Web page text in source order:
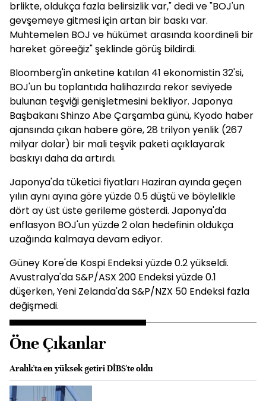
brlikte, oldukça fazla belirsizlik var," dedi ve "BOJ'un
gevşemeye gitmesi için artan bir baskı var.
Muhtemelen BOJ ve hükümet arasında koordineli bir
hareket göreeğiz" şeklinde görüş bildirdi.
Bloomberg'in anketine katılan 41 ekonomistin 32'si,
BOJ'un bu toplantıda halihazırda rekor seviyede
bulunan teşviği genişletmesini bekliyor. Japonya
Başbakanı Shinzo Abe Çarşamba günü, Kyodo haber
ajansında çıkan habere göre, 28 trilyon yenlik (267
milyar dolar) bir mali teşvik paketi açıklayarak
baskıyı daha da artırdı.
Japonya'da tüketici fiyatları Haziran ayında geçen
yılın aynı ayına göre yüzde 0.5 düştü ve böylelikle
dört ay üst üste gerileme gösterdi. Japonya'da
enflasyon BOJ'un yüzde 2 olan hedefinin oldukça
uzağında kalmaya devam ediyor.
Güney Kore'de Kospi Endeksi yüzde 0.2 yükseldi.
Avustralya'da S&P/ASX 200 Endeksi yüzde 0.1
düşerken, Yeni Zelanda'da S&P/NZX 50 Endeksi fazla
değişmedi.
Öne Çıkanlar
Aralık'ta en yüksek getiri DİBS'te oldu